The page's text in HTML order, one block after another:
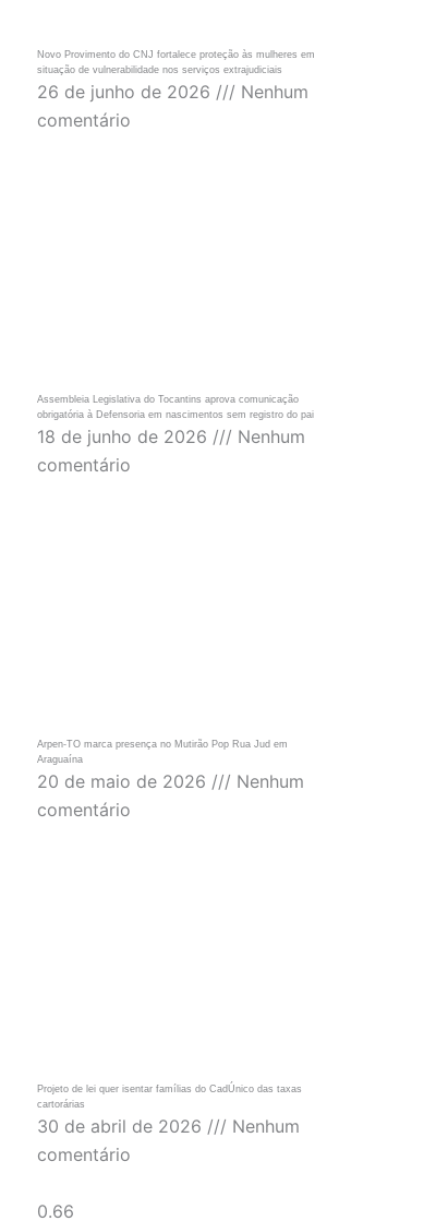
Novo Provimento do CNJ fortalece proteção às mulheres em
situação de vulnerabilidade nos serviços extrajudiciais
26 de junho de 2026
Nenhum
comentário
Assembleia Legislativa do Tocantins aprova comunicação
obrigatória à Defensoria em nascimentos sem registro do pai
18 de junho de 2026
Nenhum
comentário
Arpen-TO marca presença no Mutirão Pop Rua Jud em
Araguaína
20 de maio de 2026
Nenhum
comentário
Projeto de lei quer isentar famílias do CadÚnico das taxas
cartorárias
30 de abril de 2026
Nenhum
comentário